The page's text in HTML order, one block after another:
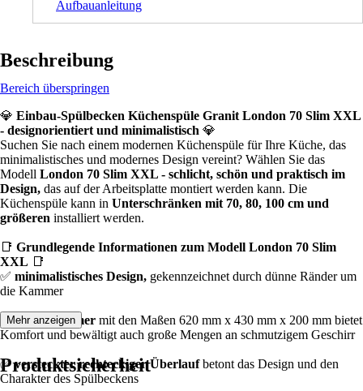
Aufbauanleitung
Beschreibung
Bereich überspringen
💎 Einbau-Spülbecken Küchenspüle Granit London 70 Slim XXL
- designorientiert und minimalistisch 💎
Suchen Sie nach einem modernen Küchenspüle für Ihre Küche, das
minimalistisches und modernes Design vereint? Wählen Sie das
Modell London 70 Slim XXL - schlicht, schön und praktisch im
Design, das auf der Arbeitsplatte montiert werden kann. Die
Küchenspüle kann in Unterschränken mit 70, 80, 100 cm und
größeren installiert werden.
📑 Grundlegende Informationen zum Modell London 70 Slim
XXL 📑
✅ minimalistisches Design, gekennzeichnet durch dünne Ränder um
die Kammer
✅XXL-Kammer mit den Maßen 620 mm x 430 mm x 200 mm bietet
Komfort und bewältigt auch große Mengen an schmutzigem Geschirr
✅versteckter rechteckiger Überlaufbetont das Design und den
Charakter des Spülbeckens
Mehr anzeigen
Produktsicherheit